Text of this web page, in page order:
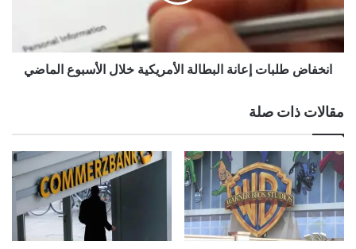
ل
أ
ر
غ
م
خ
ص
ص
ط
ل
ب
ع
ا
ن
ا
ل
ب
ط
انخفاض طلبات إعانة البطالة الأمريكية خلال الأسبوع الماضي
مقالات ذات صلة